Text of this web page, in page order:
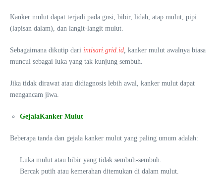
Kanker mulut dapat terjadi pada gusi, bibir, lidah, atap mulut, pipi
(lapisan dalam), dan langit-langit mulut.
Sebagaimana dikutip dari intisari.grid.id, kanker mulut awalnya biasa
muncul sebagai luka yang tak kunjung sembuh.
Jika tidak dirawat atau didiagnosis lebih awal, kanker mulut dapat
mengancam jiwa.
GejalaKanker Mulut
Beberapa tanda dan gejala kanker mulut yang paling umum adalah:
Luka mulut atau bibir yang tidak sembuh-sembuh.
Bercak putih atau kemerahan ditemukan di dalam mulut.